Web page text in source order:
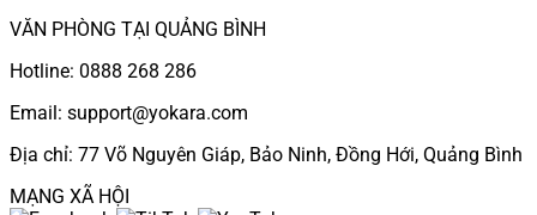
VĂN PHÒNG TẠI QUẢNG BÌNH
Hotline: 0888 268 286
Email: support@yokara.com
Địa chỉ: 77 Võ Nguyên Giáp, Bảo Ninh, Đồng Hới, Quảng Bình
MẠNG XÃ HỘI